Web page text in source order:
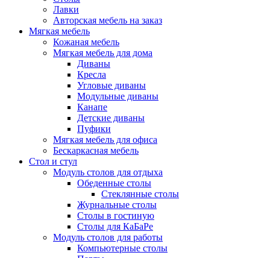
Лавки
Авторская мебель на заказ
Мягкая мебель
Кожаная мебель
Мягкая мебель для дома
Диваны
Кресла
Угловые диваны
Модульные диваны
Канапе
Детские диваны
Пуфики
Мягкая мебель для офиса
Бескаркасная мебель
Стол и стул
Модуль столов для отдыха
Обеденные столы
Стеклянные столы
Журнальные столы
Столы в гостиную
Столы для КаБаРе
Модуль столов для работы
Компьютерные столы